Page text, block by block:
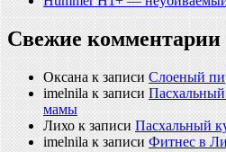
Свежие комментарии
Оксана к записи Слоеный
imelnila к записи
мамы
Лихо к записи Пасхальный
imelnila к записи Фитнес в